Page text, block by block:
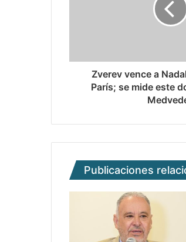
Zverev vence a
París; se mide este
Publicaciones